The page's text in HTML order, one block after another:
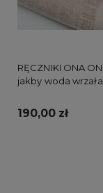
RĘCZNIKI ONA
jakby woda
190,00 zł